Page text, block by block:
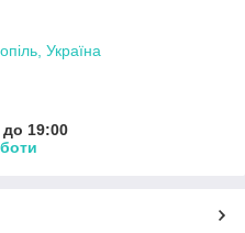
Україна
до 19:00